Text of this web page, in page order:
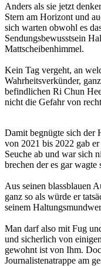
Anders als sie jetzt
Stern am Horizont und
sich warten obwohl es
Sendungsbewusstsein
Mattscheibenhimmel.
Kein Tag vergeht, an
Wahrheitsverkünder,
befindlichen Ri Chun
nicht die Gefahr von
Damit begnügte sich der
von 2021 bis 2022 gab
Seuche ab und war sich
brechen der es gar wagte
Aus seinen blassblauen
ganz so als würde er
seinem
Man darf also mit Fug
und sicherlich von
gewohnt ist von Ihm.
Journalistenatrappe am